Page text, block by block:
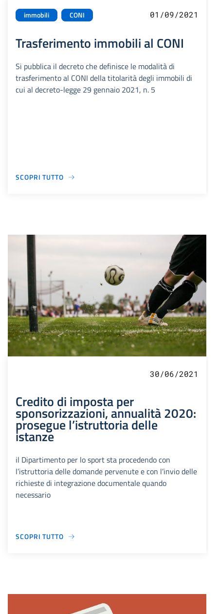
immobili CONI 01/09/2021
Trasferimento immobili al CONI
Si pubblica il decreto che definisce le modalità di
trasferimento al CONI della titolarità degli immobili di
cui al decreto-legge 29 gennaio 2021, n. 5
SCOPRI TUTTO
30/06/2021
Credito di imposta per
sponsorizzazioni, annualità 2020:
prosegue l’istruttoria delle
istanze
il Dipartimento per lo sport sta procedendo con
l’istruttoria delle domande pervenute e con l’invio delle
richieste di integrazione documentale quando
necessario
SCOPRI TUTTO